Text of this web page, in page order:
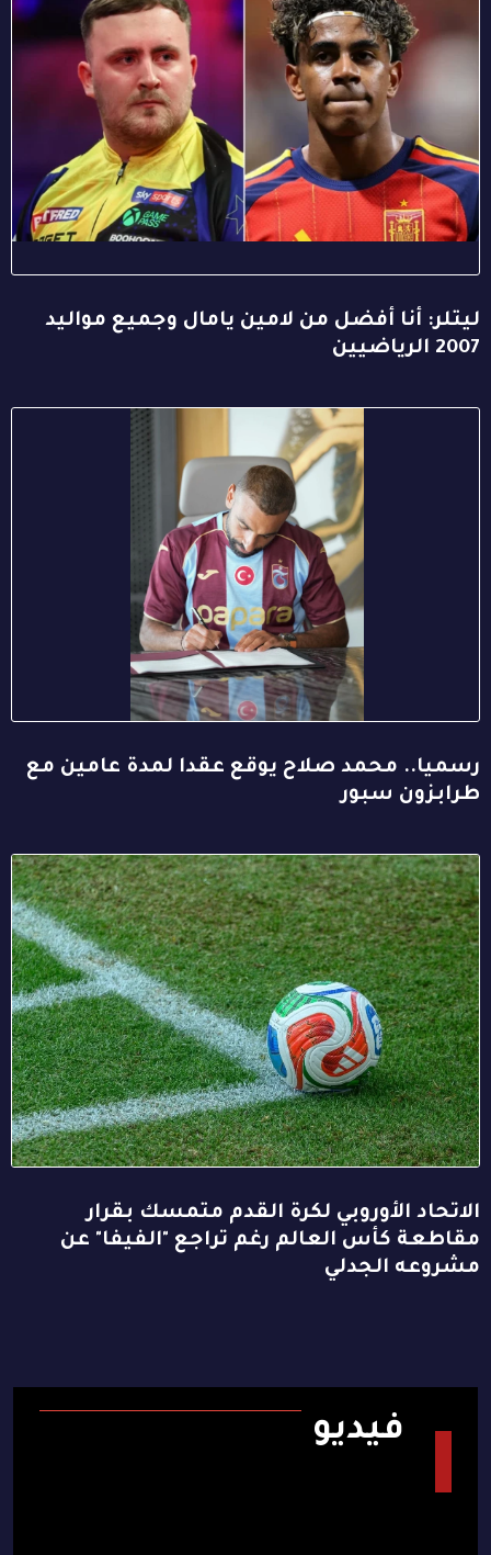
ليتلر: أنا أفضل من لامين يامال وجميع مواليد
2007 الرياضيين
رسميا.. محمد صلاح يوقع عقدا لمدة عامين مع
طرابزون سبور
الاتحاد الأوروبي لكرة القدم متمسك بقرار
مقاطعة كأس العالم رغم تراجع "الفيفا" عن
مشروعه الجدلي
فيديو